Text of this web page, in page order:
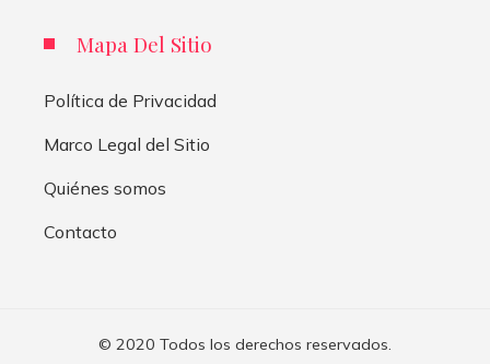
Mapa Del Sitio
Política de Privacidad
Marco Legal del Sitio
Quiénes somos
Contacto
© 2020 Todos los derechos reservados.